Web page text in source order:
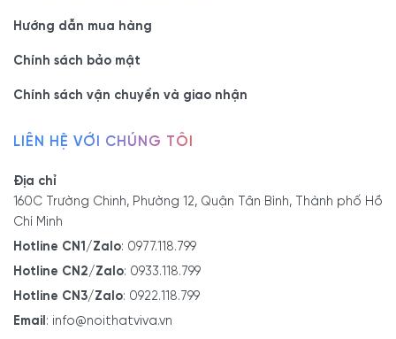
Hướng dẫn mua hàng
Chính sách bảo mật
Chính sách vận chuyển và giao nhận
LIÊN HỆ VỚI CHÚNG TÔI
Địa chỉ
160C Trường Chinh, Phường 12, Quận Tân Bình, Thành phố Hồ
Chí Minh
Hotline CN1/Zalo: 0977.118.799
Hotline CN2/Zalo: 0933.118.799
Hotline CN3/Zalo: 0922.118.799
Email : info@noithatviva.vn